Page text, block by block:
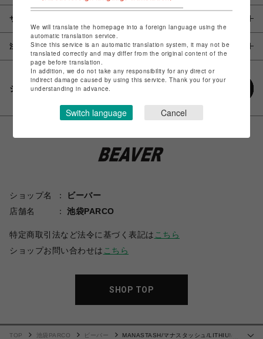
サイズ
注意事項
シェアする
ショップ名
ビーバー
店舗名
池袋PARCO
特定商取引法など法令に基づく表記は こちら
ショップお問い合わせは こちら
SHOP TOP
TOP 池袋PARCO ビーバー
MANASTASH/マナスタッシュ/LITHIUM
We will translate the homepage into a foreign language using the
automatic translation service.
Since this service is an automatic translation system, it may not be
translated correctly and may differ from the original content of the
page before translation.
In addition, we do not take any responsibility for any direct or
indirect damage caused by using this service. Thank you for your
understanding in advance.
Switch language Cancel